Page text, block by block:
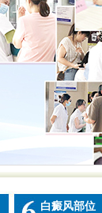
白癜风部位